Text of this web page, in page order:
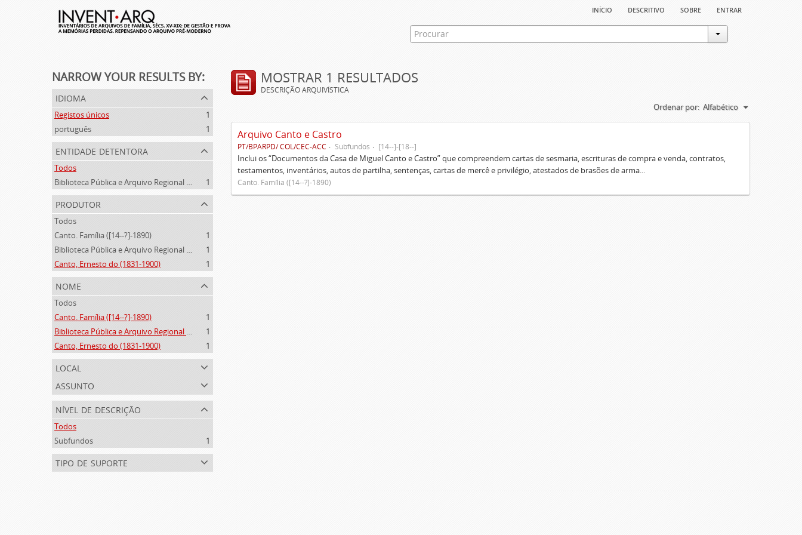
início descritivo sobre entrar
NARROW YOUR RESULTS BY:
idioma
Registos únicos
1
português
1
entidade detentora
Todos
Biblioteca Pública e Arquivo Regional de Ponta Delgada
1
produtor
Todos
Canto. Família ([14--?]-1890)
1
Biblioteca Pública e Arquivo Regional de Ponta Delgada (1841- )
1
Canto, Ernesto do (1831-1900)
1
nome
Todos
Canto. Família ([14--?]-1890)
1
Biblioteca Pública e Arquivo Regional de Ponta Delgada (1841- )
1
Canto, Ernesto do (1831-1900)
1
local
assunto
nível de descrição
Todos
Subfundos
1
tipo de suporte
MOSTRAR 1 RESULTADOS
DESCRIÇÃO ARQUIVÍSTICA
Ordenar por: Alfabético
Arquivo Canto e Castro
PT/BPARPD/ COL/CEC-ACC Subfundos [14--]-[18--]
Inclui os “Documentos da Casa de Miguel Canto e Castro” que compreendem cartas de sesmaria, escrituras de compra e venda, contratos,
testamentos, inventários, autos de partilha, sentenças, cartas de mercê e privilégio, atestados de brasões de arma...
Canto. Família ([14--?]-1890)